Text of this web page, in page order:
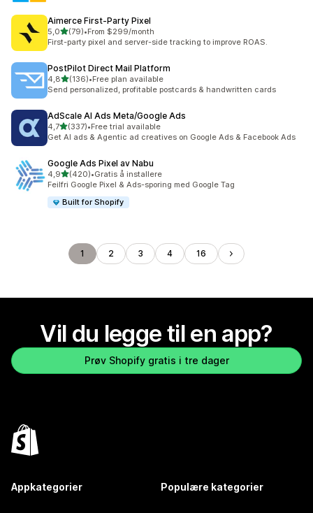
Aimerce First‑Party Pixel
5,0av 5 stjerner
(79)
Totalt 79 omtaler
•From $299/month
First-party pixel and server-side tracking to improve ROAS.
PostPilot Direct Mail Platform
4,8av 5 stjerner
(136)
Totalt 136 omtaler
•Free plan available
Send personalized, profitable postcards & handwritten cards
AdScale AI Ads Meta/Google Ads
4,7av 5 stjerner
(337)
Totalt 337 omtaler
•Free trial available
Get AI ads & Agentic ad creatives on Google Ads & Facebook Ads
Google Ads Pixel av Nabu
4,9av 5 stjerner
(420)
Totalt 420 omtaler
•Gratis å installere
Feilfri Google Pixel & Ads-sporing med Google Tag
Built for Shopify
1 2 3 4 16
Vil du legge til en app?
Prøv Shopify gratis i tre dager
Appkategorier Populære kategorier